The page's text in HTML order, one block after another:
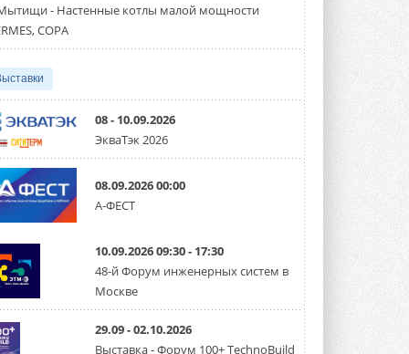
флагманский чиллер AquaEdge
работающую на хладагенте R1234ze ...
Mitsubishi расширяет
направление систем
Mitsubishi Electric создаёт в США новую
компанию MEHITS US Inc. ...
США запретили использование
иностранных инверторов
28 июля 2026 года Федеральная
комиссия по связи США (FCC) обновила
свой специальный перечень Covered ...
31 ИЮЛЯ 2026
- Настенные котлы малой мощности
COPA
08 - 10.09.2026
ЭкваТэк 2026
08.09.2026 00:00
А-ФЕСТ
10.09.2026 09:30 - 17:30
48-й Форум инженерных систем в
Москве
29.09 - 02.10.2026
Выставка - Форум 100+ TechnoBuild